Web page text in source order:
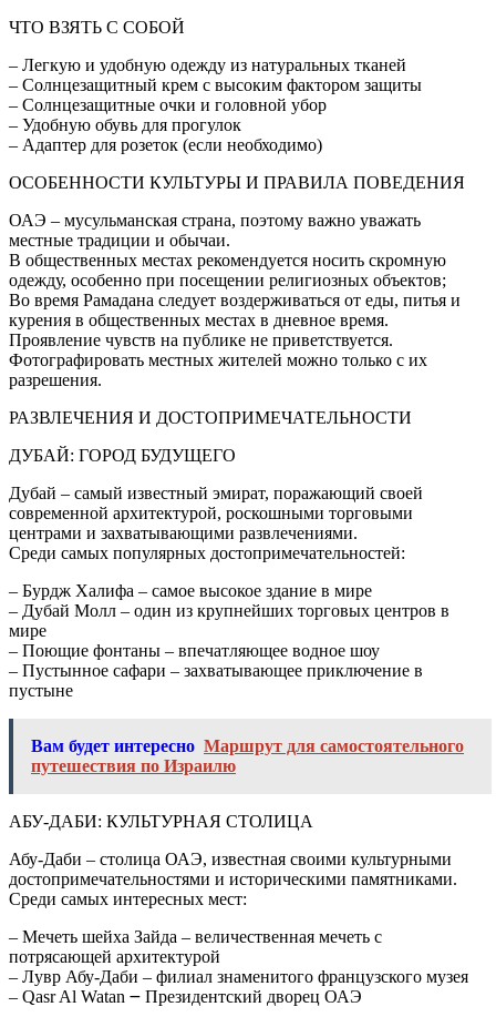
ЧТО ВЗЯТЬ С СОБОЙ
– Легкую и удобную одежду из натуральных тканей
– Солнцезащитный крем с высоким фактором защиты
– Солнцезащитные очки и головной убор
– Удобную обувь для прогулок
– Адаптер для розеток (если необходимо)
ОСОБЕННОСТИ КУЛЬТУРЫ И ПРАВИЛА ПОВЕДЕНИЯ
ОАЭ – мусульманская страна, поэтому важно уважать
местные традиции и обычаи.
В общественных местах рекомендуется носить скромную
одежду, особенно при посещении религиозных объектов;
Во время Рамадана следует воздерживаться от еды, питья и
курения в общественных местах в дневное время.
Проявление чувств на публике не приветствуется.
Фотографировать местных жителей можно только с их
разрешения.
РАЗВЛЕЧЕНИЯ И ДОСТОПРИМЕЧАТЕЛЬНОСТИ
ДУБАЙ: ГОРОД БУДУЩЕГО
Дубай – самый известный эмират, поражающий своей
современной архитектурой, роскошными торговыми
центрами и захватывающими развлечениями.
Среди самых популярных достопримечательностей:
– Бурдж Халифа – самое высокое здание в мире
– Дубай Молл – один из крупнейших торговых центров в
мире
– Поющие фонтаны – впечатляющее водное шоу
– Пустынное сафари – захватывающее приключение в
пустыне
Вам будет интересно Маршрут для самостоятельного
путешествия по Израилю
АБУ-ДАБИ: КУЛЬТУРНАЯ СТОЛИЦА
Абу-Даби – столица ОАЭ, известная своими культурными
достопримечательностями и историческими памятниками.
Среди самых интересных мест:
– Мечеть шейха Зайда – величественная мечеть с
потрясающей архитектурой
– Лувр Абу-Даби – филиал знаменитого французского музея
– Qasr Al Watan ౼ Президентский дворец ОАЭ